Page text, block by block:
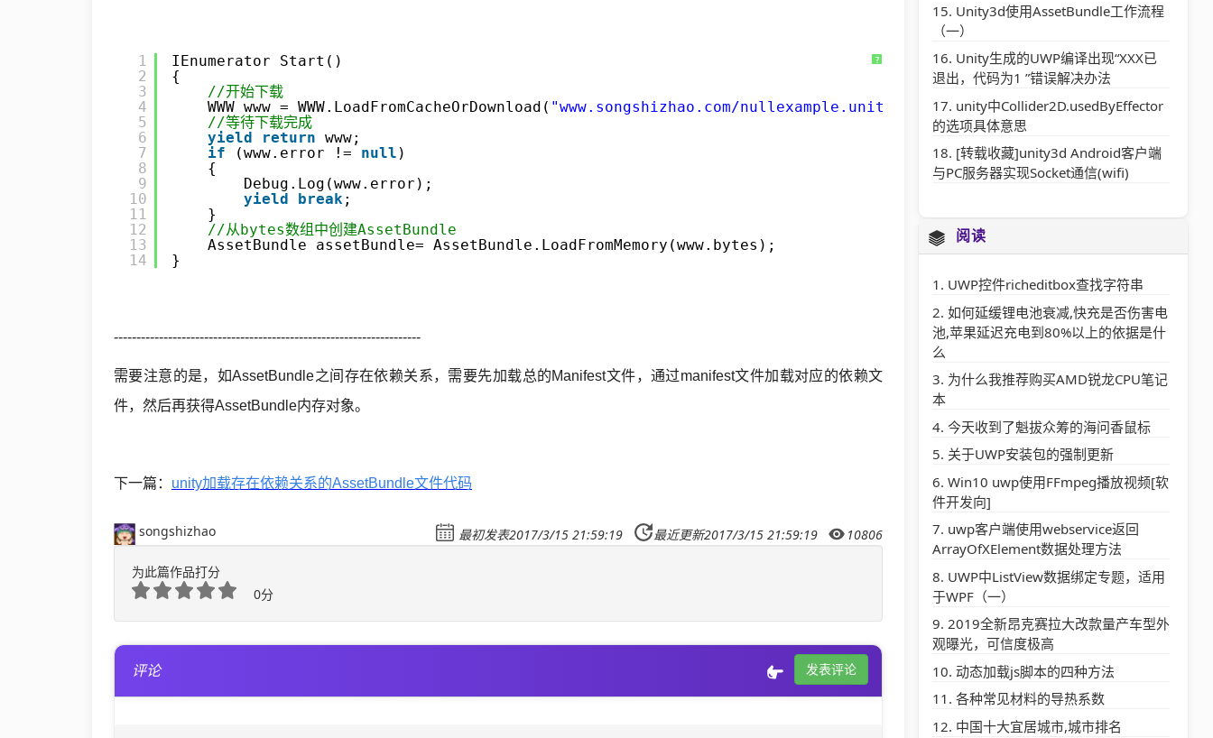
?
1
2
3
4
5
6
7
8
9
10
11
12
13
14
IEnumerator Start()
{
//开始下载
WWW www = WWW.LoadFromCacheOrDownload( "www.songshizhao.com/nullexample.unity3d"
, 5);
//等待下载完成
yield
return www;
if
(www.error != null )
{
Debug.Log(www.error);
yield
break;
}
//从bytes数组中创建AssetBundle
AssetBundle assetBundle= AssetBundle.LoadFromMemory(www.bytes);
}
--------------------------------------------------------------------
需要注意的是，如AssetBundle之间存在依赖关系，需要先加载总的Manifest文件，通过manifest文件加载对应的依赖文
件，然后再获得AssetBundle内存对象。
下一篇： unity加载存在依赖关系的AssetBundle文件代码
songshizhao 最初发表2017/3/15 21:59:19 最近更新2017/3/15 21:59:19 10806
为此篇作品打分
0分
评论 发表评论
Unity3d使用AssetBundle工作流程
（一）
Unity生成的UWP编译出现“XXX已
退出，代码为1 ”错误解决办法
unity中Collider2D.usedByEffector
的选项具体意思
[转载收藏]unity3d Android客户端
与PC服务器实现Socket通信(wifi)
阅读
UWP控件richeditbox查找字符串
如何延缓锂电池衰减,快充是否伤害电
池,苹果延迟充电到80%以上的依据是什
么
为什么我推荐购买AMD锐龙CPU笔记
本
今天收到了魁拔众筹的海问香鼠标
关于UWP安装包的强制更新
Win10 uwp使用FFmpeg播放视频[软
件开发向]
uwp客户端使用webservice返回
ArrayOfXElement数据处理方法
UWP中ListView数据绑定专题，适用
于WPF（一）
2019全新昂克赛拉大改款量产车型外
观曝光，可信度极高
动态加载js脚本的四种方法
各种常见材料的导热系数
中国十大宜居城市,城市排名